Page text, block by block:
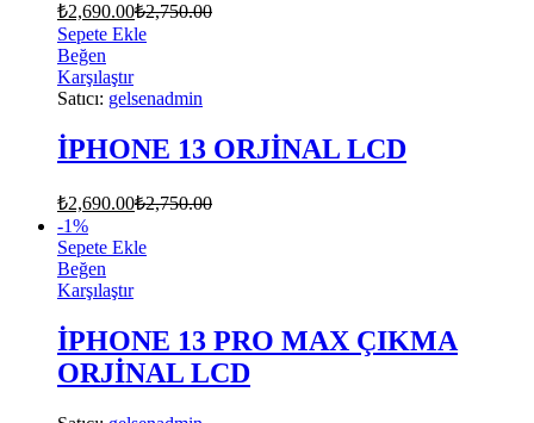
₺2,690.00₺2,750.00
Sepete Ekle
Beğen
Karşılaştır
Satıcı: gelsenadmin
İPHONE 13 ORJİNAL LCD
₺2,690.00₺2,750.00
-1%
Sepete Ekle
Beğen
Karşılaştır
İPHONE 13 PRO MAX ÇIKMA
ORJİNAL LCD